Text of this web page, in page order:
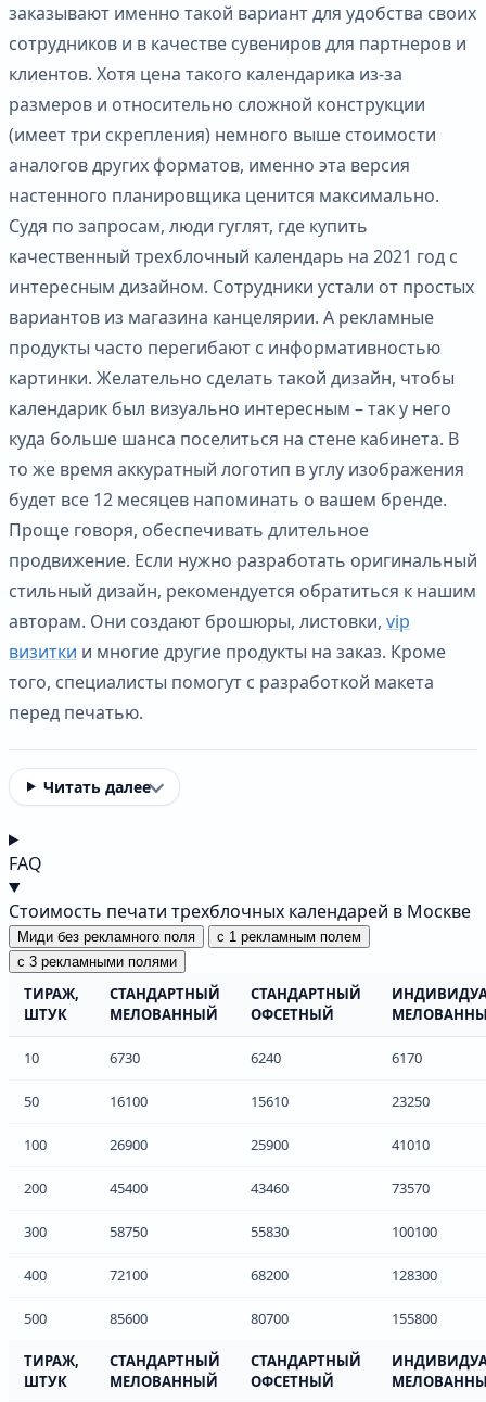
заказывают именно такой вариант для удобства своих
сотрудников и в качестве сувениров для партнеров и
клиентов. Хотя цена такого календарика из-за
размеров и относительно сложной конструкции
(имеет три скрепления) немного выше стоимости
аналогов других форматов, именно эта версия
настенного планировщика ценится максимально.
Судя по запросам, люди гуглят, где купить
качественный трехблочный календарь на 2021 год с
интересным дизайном. Сотрудники устали от простых
вариантов из магазина канцелярии. А рекламные
продукты часто перегибают с информативностью
картинки. Желательно сделать такой дизайн, чтобы
календарик был визуально интересным – так у него
куда больше шанса поселиться на стене кабинета. В
то же время аккуратный логотип в углу изображения
будет все 12 месяцев напоминать о вашем бренде.
Проще говоря, обеспечивать длительное
продвижение. Если нужно разработать оригинальный
стильный дизайн, рекомендуется обратиться к нашим
авторам. Они создают брошюры, листовки, vip
визитки и многие другие продукты на заказ. Кроме
того, специалисты помогут с разработкой макета
перед печатью.
Читать далее
FAQ
Стоимость печати трехблочных календарей в Москве
Миди без рекламного поля
с 1 рекламным полем
с 3 рекламными полями
ТИРАЖ,
ШТУК
СТАНДАРТНЫЙ
МЕЛОВАННЫЙ
СТАНДАРТНЫЙ
ОФСЕТНЫЙ
10 6730 6240 6170
50 16100 15610 23250
100 26900 25900 41010
200 45400 43460 73570
300 58750 55830 100100
400 72100 68200 128300
500 85600 80700 155800
ТИРАЖ,
ШТУК
СТАНДАРТНЫЙ
МЕЛОВАННЫЙ
СТАНДАРТНЫЙ
ОФСЕТНЫЙ